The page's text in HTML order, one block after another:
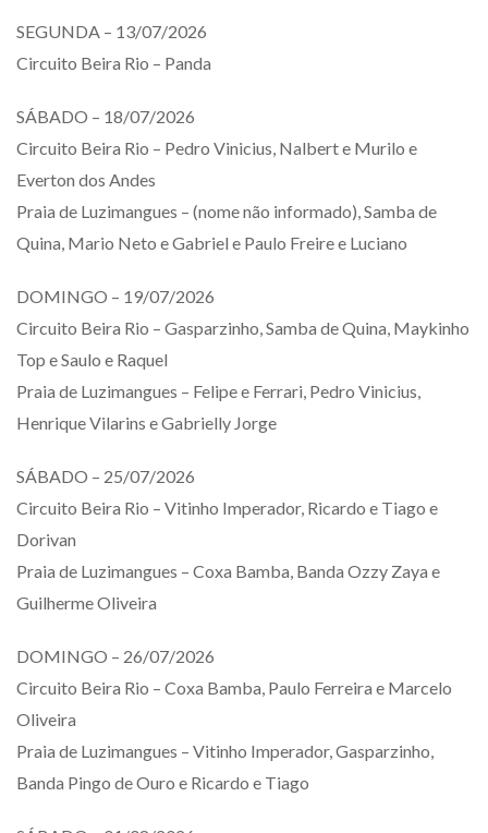
SEGUNDA – 13/07/2026
Circuito Beira Rio – Panda
SÁBADO – 18/07/2026
Circuito Beira Rio – Pedro Vinicius, Nalbert e Murilo e
Everton dos Andes
Praia de Luzimangues – (nome não informado), Samba de
Quina, Mario Neto e Gabriel e Paulo Freire e Luciano
DOMINGO – 19/07/2026
Circuito Beira Rio – Gasparzinho, Samba de Quina, Maykinho
Top e Saulo e Raquel
Praia de Luzimangues – Felipe e Ferrari, Pedro Vinicius,
Henrique Vilarins e Gabrielly Jorge
SÁBADO – 25/07/2026
Circuito Beira Rio – Vitinho Imperador, Ricardo e Tiago e
Dorivan
Praia de Luzimangues – Coxa Bamba, Banda Ozzy Zaya e
Guilherme Oliveira
DOMINGO – 26/07/2026
Circuito Beira Rio – Coxa Bamba, Paulo Ferreira e Marcelo
Oliveira
Praia de Luzimangues – Vitinho Imperador, Gasparzinho,
Banda Pingo de Ouro e Ricardo e Tiago